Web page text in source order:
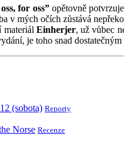
for oss”opětovně
v mých očích zůstává
materiál Einherjer, už vůbec
je toho snad dostatečným
(sobota) Reporty
Norse Recenze